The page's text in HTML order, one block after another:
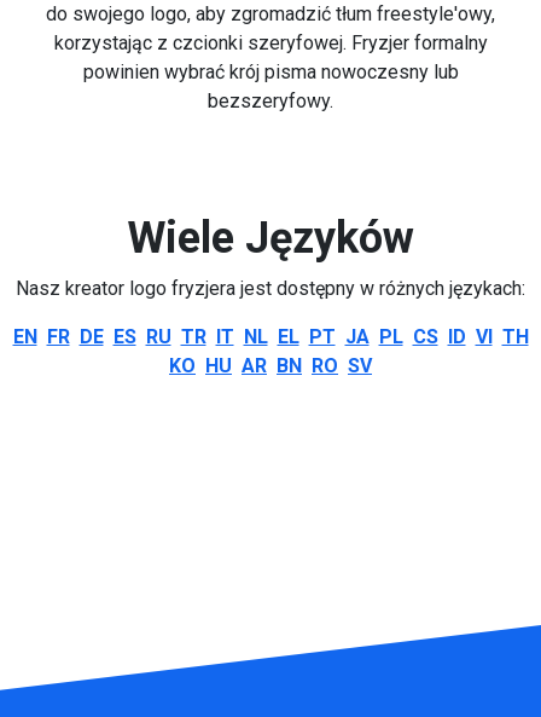
do swojego logo, aby zgromadzić tłum freestyle'owy,
korzystając z czcionki szeryfowej. Fryzjer formalny
powinien wybrać krój pisma nowoczesny lub
bezszeryfowy.
Wiele Języków
Nasz kreator logo fryzjera jest dostępny w różnych językach:
EN FR DE ES RU TR IT NL EL PT JA PL CS ID VI TH
KO HU AR BN RO SV